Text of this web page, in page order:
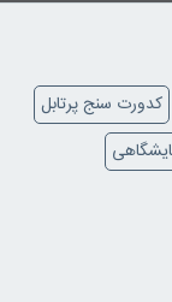
کدورت سنج پرتابل